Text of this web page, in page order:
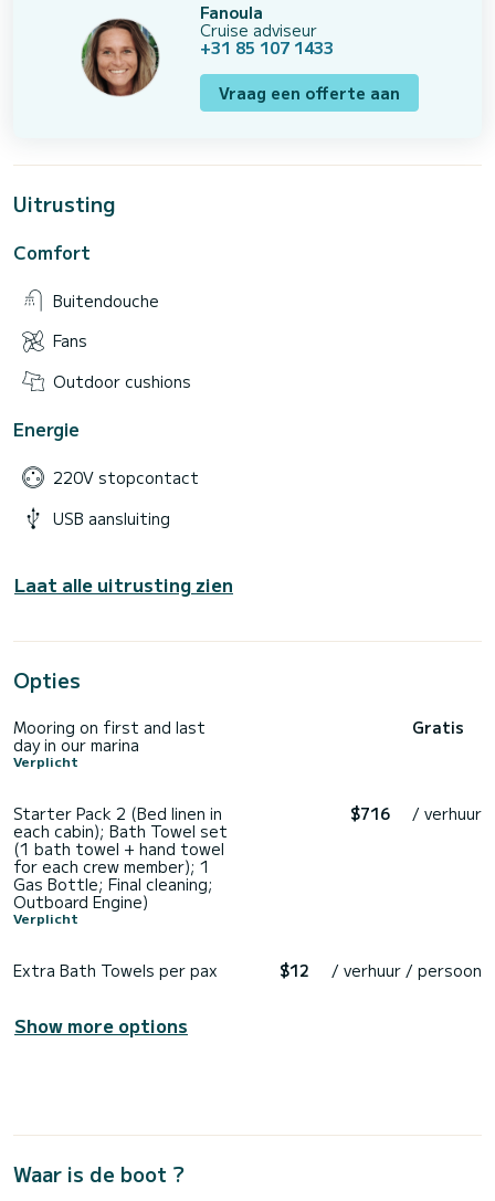
Fanoula
Cruise adviseur
+31 85 107 1433
Vraag een offerte aan
Uitrusting
Comfort
Buitendouche
Fans
Outdoor cushions
Energie
220V stopcontact
USB aansluiting
Laat alle uitrusting zien
Opties
Mooring on first and last
day in our marina
Verplicht
Gratis
Starter Pack 2 (Bed linen in
each cabin); Bath Towel set
(1 bath towel + hand towel
for each crew member); 1
Gas Bottle; Final cleaning;
Outboard Engine)
Verplicht
$716 / verhuur
Extra Bath Towels per pax $12 / verhuur / persoon
Show more options
Waar is de boot ?